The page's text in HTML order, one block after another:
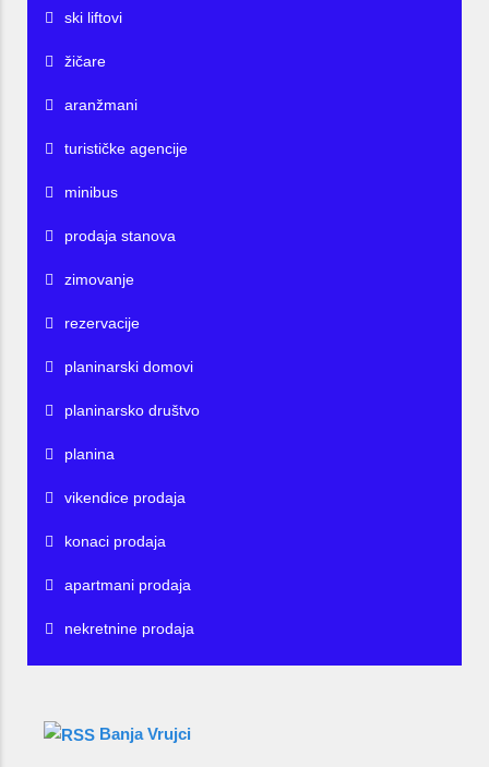
ski liftovi
žičare
aranžmani
turističke agencije
minibus
prodaja stanova
zimovanje
rezervacije
planinarski domovi
planinarsko društvo
planina
vikendice prodaja
konaci prodaja
apartmani prodaja
nekretnine prodaja
Banja Vrujci